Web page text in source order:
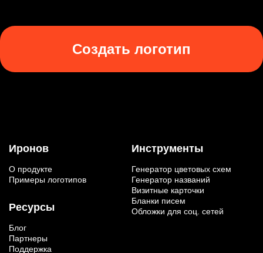
Создать логотип
Иронов
О продукте
Примеры логотипов
Ресурсы
Блог
Партнеры
Поддержка
Инструменты
Генератор цветовых схем
Генератор названий
Визитные карточки
Бланки писем
Обложки для соц. сетей